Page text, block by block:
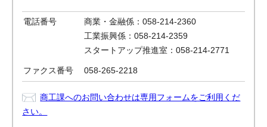
電話番号
商業・金融係：058-214-2360
工業振興係：058-214-2359
スタートアップ推進室：058-214-2771
ファクス番号 058-265-2218
商工課へのお問い合わせは専用フォームをご利用くだ
さい。